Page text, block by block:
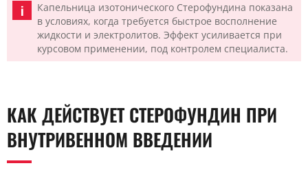
Капельница изотонического Стерофундина показана
в условиях, когда требуется быстрое восполнение
жидкости и электролитов. Эффект усиливается при
курсовом применении, под контролем специалиста.
КАК ДЕЙСТВУЕТ СТЕРОФУНДИН ПРИ
ВНУТРИВЕННОМ ВВЕДЕНИИ